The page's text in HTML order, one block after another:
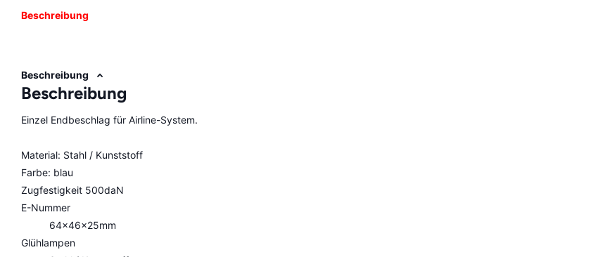
Beschreibung
Beschreibung
Beschreibung
Einzel Endbeschlag für Airline-System.
Material: Stahl / Kunststoff
Farbe: blau
Zugfestigkeit 500daN
E-Nummer
64x46x25mm
Glühlampen